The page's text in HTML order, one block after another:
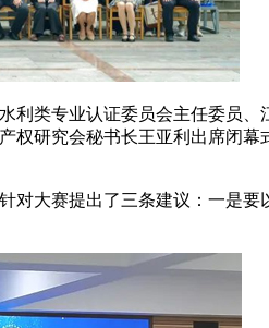
类专业认证委员会主任委员、
权研究会秘书长王亚利出席闭
大赛提出了三条建议：一是